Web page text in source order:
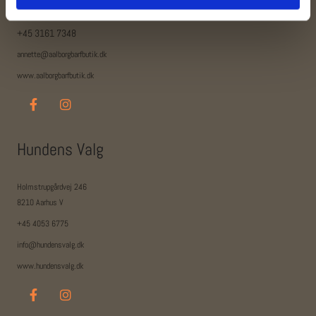
9200 Aalborg SV
+45 3161 7348
annette@aalborgbarfbutik.dk
www.aalborgbarfbutik.dk
Hundens Valg
Holmstrupgårdvej 246
8210 Aarhus V
+45 4053 6775
info@hundensvalg.dk
www.hundensvalg.dk